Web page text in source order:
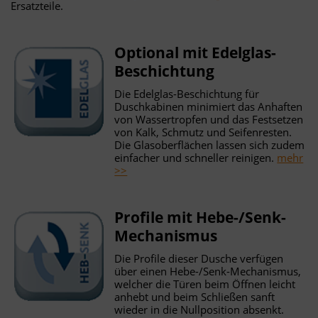
Ersatzteile.
Optional mit Edelglas-
Beschichtung
Die Edelglas-Beschichtung für
Duschkabinen minimiert das Anhaften
von Wassertropfen und das Festsetzen
von Kalk, Schmutz und Seifenresten.
Die Glasoberflächen lassen sich zudem
einfacher und schneller reinigen. mehr
>>
Profile mit Hebe-/Senk-
Mechanismus
Die Profile dieser Dusche verfügen
über einen Hebe-/Senk-Mechanismus,
welcher die Türen beim Öffnen leicht
anhebt und beim Schließen sanft
wieder in die Nullposition absenkt.